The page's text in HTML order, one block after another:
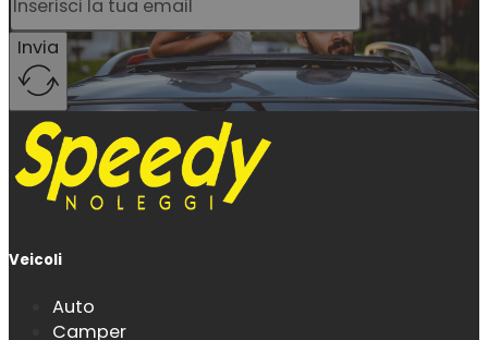
Invia
Veicoli
Auto
Camper